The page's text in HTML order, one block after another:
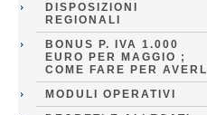
DISPOSIZIONI
REGIONALI
BONUS P. IVA 1.000
EURO PER MAGGIO ;
COME FARE PER AVERLI
MODULI OPERATIVI